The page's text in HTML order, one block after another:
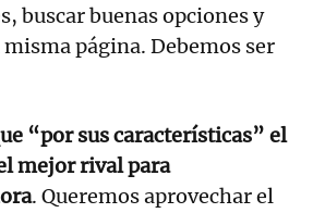
buscar buenas opciones y
página. Debemos ser
“por sus características” el
mejor rival para
. Queremos aprovechar el